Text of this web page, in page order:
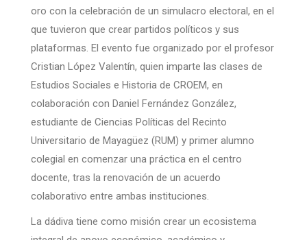
oro con la celebración de un simulacro electoral, en el
que tuvieron que crear partidos políticos y sus
plataformas. El evento fue organizado por el profesor
Cristian López Valentín, quien imparte las clases de
Estudios Sociales e Historia de CROEM, en
colaboración con Daniel Fernández González,
estudiante de Ciencias Políticas del Recinto
Universitario de Mayagüez (RUM) y primer alumno
colegial en comenzar una práctica en el centro
docente, tras la renovación de un acuerdo
colaborativo entre ambas instituciones.
La dádiva tiene como misión crear un ecosistema